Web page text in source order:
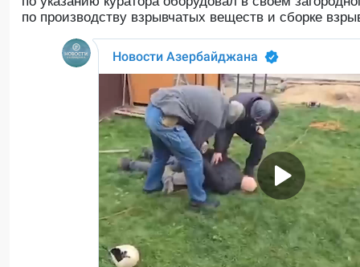
по производству взрывчатых веществ и сборке